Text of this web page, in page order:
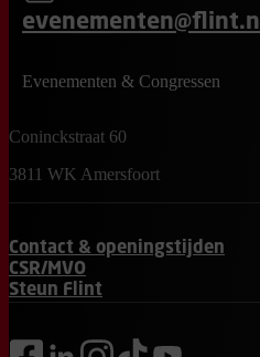
evenementen@flint.nl
Evenementen & Congressen
Coninckstraat 60
3811 WK Amersfoort
Contact & openingstijden
CSR/MVO
Steun Flint
facebooklinkedininstagram
tiktok youtube